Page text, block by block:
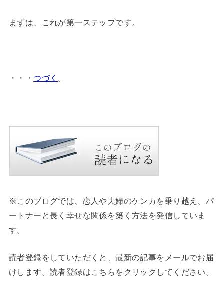
まずは、これが第一ステップです。
・・・つづく 。
※このブログでは、恋人や夫婦のケンカを乗り越え、パ
ートナーと長く幸せな関係を築く方法を発信していま
す。
読者登録をしていただくと、最新の記事をメールでお届
けします。読者登録はこちらをクリックしてください。